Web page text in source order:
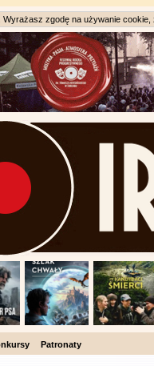
zgodę na używanie
Patronaty